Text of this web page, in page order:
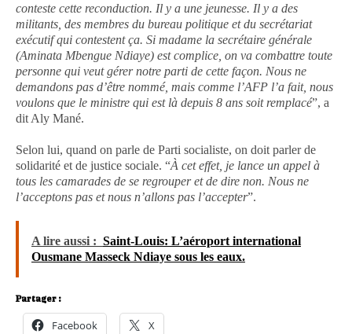
conteste cette reconduction. Il y a une jeunesse. Il y a des
militants, des membres du bureau politique et du secrétariat
exécutif qui contestent ça. Si madame la secrétaire générale
(Aminata Mbengue Ndiaye) est complice, on va combattre toute
personne qui veut gérer notre parti de cette façon. Nous ne
demandons pas d’être nommé, mais comme l’AFP l’a fait, nous
voulons que le ministre qui est là depuis 8 ans soit remplacé”, a
dit Aly Mané.
Selon lui, quand on parle de Parti socialiste, on doit parler de
solidarité et de justice sociale. “À cet effet, je lance un appel à
tous les camarades de se regrouper et de dire non. Nous ne
l’acceptons pas et nous n’allons pas l’accepter”.
A lire aussi : Saint-Louis: L’aéroport international
Ousmane Masseck Ndiaye sous les eaux.
Partager :
Facebook X